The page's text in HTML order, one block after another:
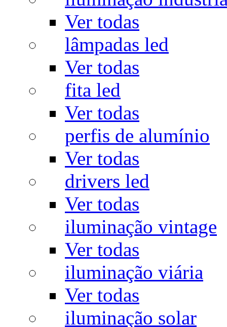
Ver todas
lâmpadas led
Ver todas
fita led
Ver todas
perfis de alumínio
Ver todas
drivers led
Ver todas
iluminação vintage
Ver todas
iluminação viária
Ver todas
iluminação solar